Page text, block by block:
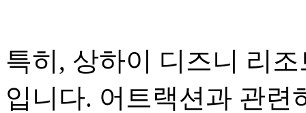
특히, 상하이 디즈니 리
입니다. 어트랙션과 관련